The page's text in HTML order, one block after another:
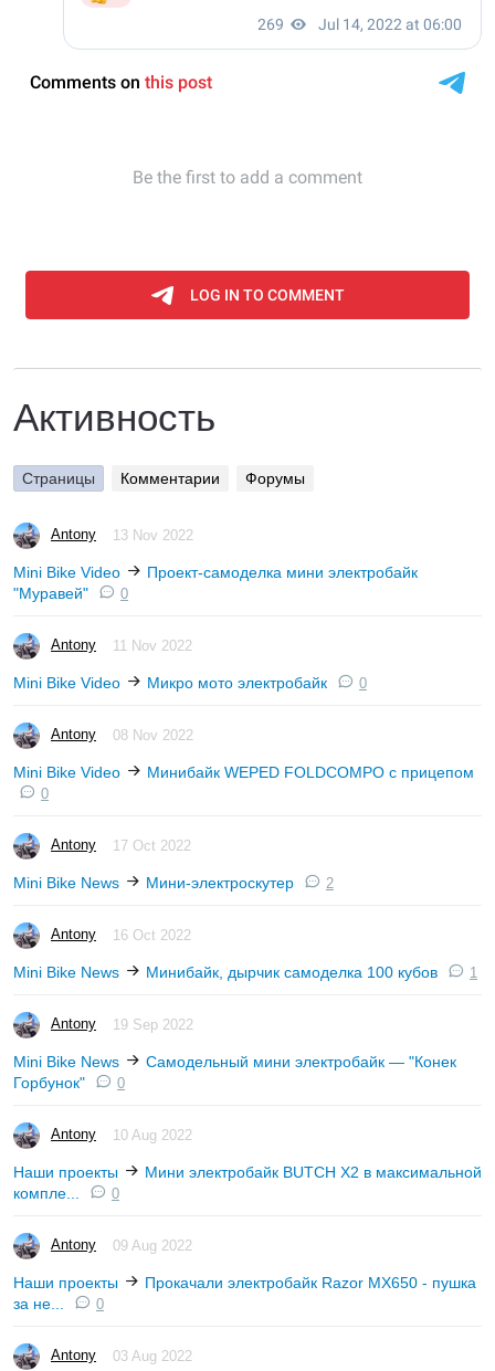
Активность
Страницы Комментарии Форумы
Antony 13 Nov 2022
Mini Bike Video
Проект-самоделка мини электробайк
"Муравей"
0
Antony 11 Nov 2022
Mini Bike Video Микро мото электробайк 0
Antony 08 Nov 2022
Mini Bike Video Минибайк WEPED FOLDCOMPO с прицепом
0
Antony 17 Oct 2022
Mini Bike News Мини-электроскутер 2
Antony 16 Oct 2022
Mini Bike News Минибайк, дырчик самоделка 100 кубов 1
Antony 19 Sep 2022
Mini Bike News
Самодельный мини электробайк — "Конек
Горбунок"
0
Antony 10 Aug 2022
Наши проекты
Мини электробайк BUTCH X2 в максимальной
компле...
0
Antony 09 Aug 2022
Наши проекты
Прокачали электробайк Razor MX650 - пушка
за не...
0
Antony 03 Aug 2022